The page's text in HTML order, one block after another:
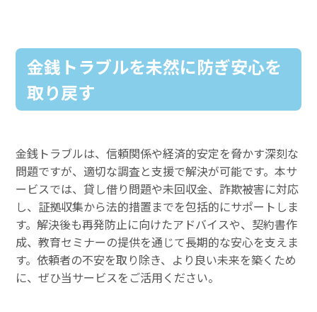
金銭トラブルを未然に防ぎ安心を
取り戻す
金銭トラブルは、信頼関係や経済的安定を脅かす深刻な
問題ですが、適切な調査と支援で解決が可能です。本サ
ービスでは、貸し借り問題や未回収金、詐欺被害に対応
し、証拠収集から法的措置までを包括的にサポートしま
す。解決後も再発防止に向けたアドバイスや、契約書作
成、教育セミナーの提供を通じて長期的な安心を支えま
す。依頼者の不安を取り除き、より良い未来を築くため
に、ぜひ当サービスをご活用ください。